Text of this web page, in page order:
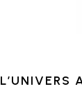
L’UNIVERS